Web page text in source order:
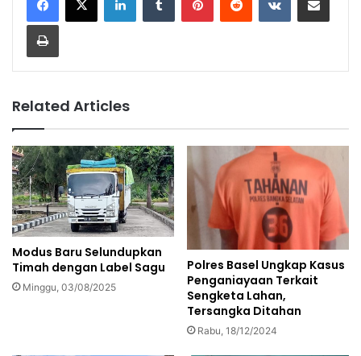
Print
Related Articles
Modus Baru Selundupkan
Timah dengan Label Sagu
Minggu, 03/08/2025
Polres Basel Ungkap Kasus
Penganiayaan Terkait
Sengketa Lahan,
Tersangka Ditahan
Rabu, 18/12/2024